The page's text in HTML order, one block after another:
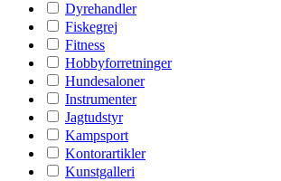
Dyrehandler
Fiskegrej
Fitness
Hobbyforretninger
Hundesaloner
Instrumenter
Jagtudstyr
Kampsport
Kontorartikler
Kunstgalleri